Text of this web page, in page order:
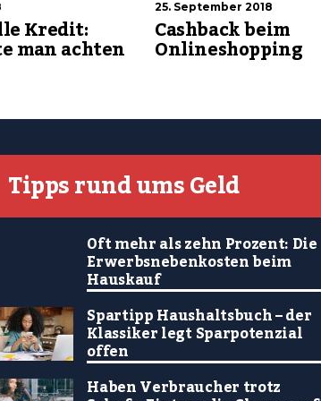
Kredit:
man achten
25. September 2018
Cashback beim
Onlineshopping
Tipps rund ums Geld
Oft mehr als zehn Prozent: Die
Erwerbsnebenkosten beim
Hauskauf
Spartipp Haushaltsbuch – der
Klassiker legt Sparpotenzial
offen
Haben Verbraucher trotz